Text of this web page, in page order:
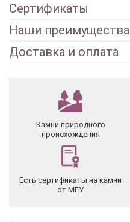
Сертификаты
Наши преимущества
Доставка и оплата
Камни природного
происхождения
Есть сертификаты на камни
от МГУ